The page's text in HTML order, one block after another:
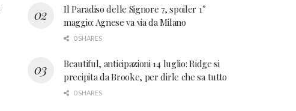
Il Paradiso delle Signore 7, spoiler 1°
maggio: Agnese va via da Milano
0 SHARES
Beautiful, anticipazioni 14 luglio: Ridge si
precipita da Brooke, per dirle che sa tutto
0 SHARES